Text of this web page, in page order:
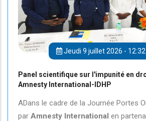
Jeudi 9 juillet 2026 - 12:32
Panel scientifique sur l'impunité en
Amnesty International-IDHP
ADans le cadre de la Journée Portes
par Amnesty International en